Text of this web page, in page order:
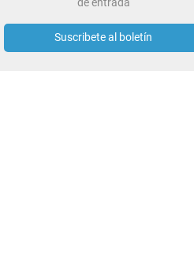
Suscribete al boletín